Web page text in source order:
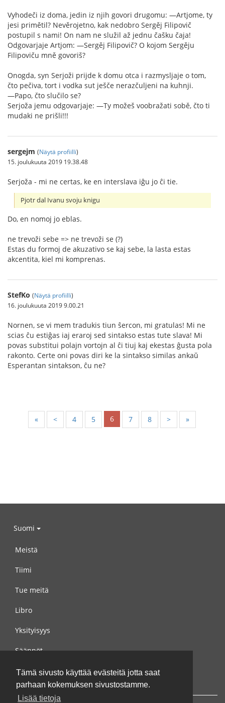
Tämä sivusto käyttää evästeitä jotta saat
parhaan kokemuksen sivustostamme.
Lisää tietoja
Vyhodeči iz doma, jedin iz njih govori drugomu: —Artjome, ty
jesi primětil? Nevěrojetno, kak nedobro Sergěj Filipovič
postupil s nami! On nam ne služil až jednu čašku čaja!
Odgovarjaje Artjom: —Sergěj Filipovič? O kojom Sergěju
Filipoviču mně govoriš?
Onogda, syn Serjoži prijde k domu otca i razmysljaje o tom,
čto pečiva, tort i vodka sut ješče nerazčuljeni na kuhnji.
—Papo, čto slučilo se?
Serjoža jemu odgovarjaje: —Ty možeš voobražati sobě, čto ti
mudaki ne prišli!!!
sergejm (Näytä profiilli)
15. joulukuuta 2019 19.38.48
Serjoža - mi ne certas, ke en interslava iĝu jo ĉi tie.
Pjotr dal Ivanu svoju knigu
Do, en nomoj jo eblas.
ne trevoži sebe => ne trevoži se (?)
Estas du formoj de akuzativo se kaj sebe, la lasta estas
akcentita, kiel mi komprenas.
StefKo (Näytä profiilli)
16. joulukuuta 2019 9.00.21
Nornen, se vi mem tradukis tiun ŝercon, mi gratulas! Mi ne
scias ĉu estiĝas iaj eraroj sed sintakso estas tute slava! Mi
povas substitui polajn vortojn al ĉi tiuj kaj ekestas ĝusta pola
rakonto. Certe oni povas diri ke la sintakso similas ankaŭ
Esperantan sintakson, ĉu ne?
« < 4 5 6 7 8 > »
Suomi
Meistä
Tiimi
Tue meitä
Libro
Yksityisyys
Säännöt
Ota yhteyttä meihin